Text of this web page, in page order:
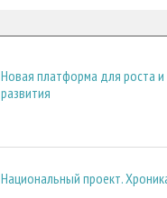
Новая платформа для роста и
развития
Национальный проект.